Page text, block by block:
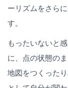
ーリズムをさら
す。
もったいないと
に、点の状態の
地図をつくった